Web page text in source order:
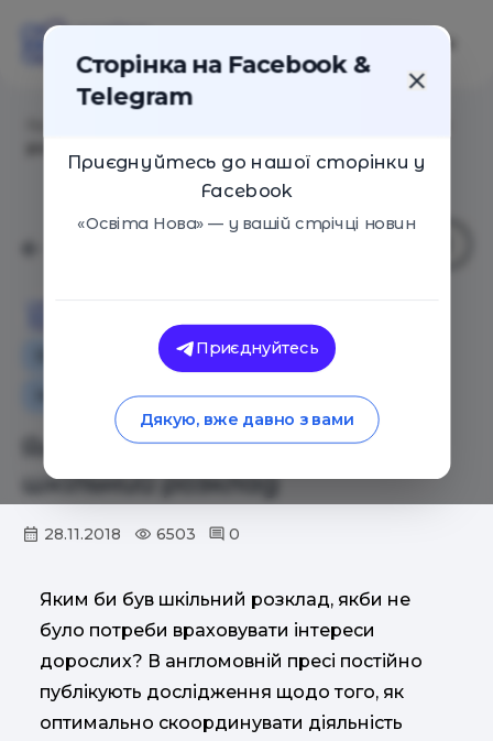
Особистий досвід
Як це працює
Іноземний досвід
Як створити ідеальний
шкільний розклад
28.11.2018 6503 0
Яким би був шкільний розклад, якби не
було потреби враховувати інтереси
дорослих? В англомовній пресі постійно
публікують дослідження щодо того, як
оптимально скоординувати діяльність
Сторінка на Facebook &
Telegram
Приєднуйтесь до нашої сторінки у
Facebook
«Освіта Нова» — у вашій стрічці новин
Приєднуйтесь
Дякую, вже давно з вами